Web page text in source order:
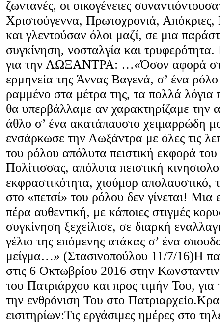
ζωντανές, οι οικογένειες
Χριστούγεννα, Πρωτοχρονιά,
και γλεντούσαν όλοι μαζί, σε μια
συγκίνηση, νοσταλγία και
για την ΛΩΞΑΝΤΡΑ: …«Όσον αφορά
ερμηνεία της Άννας Βαγενά, σ’ ένα
ραμμένο στα μέτρα της, τα πολλά λόγια
θα υπερβάλλαμε αν χαρακτηρίζαμε την
άθλο σ’ ένα ακατάπαυστο χειμαρρώδη
ενσάρκωσε την Λωξάντρα με όλες τις
του ρόλου απόλυτα πειστική εκφορά
Πολίτισσας, απόλυτα πειστική
εκφραστικότητα, χιούμορ απολαυστικό,
στο «πετσί» του ρόλου δεν γίνεται! Μια
πέρα αυθεντική, με κάποιες στιγμές
συγκίνηση ξεχείλισε, σε διαρκή
γέλιο της επόμενης ατάκας σ’ ένα
μείγμα…» (Στασινοπούλου 11/7/16)Η
στις 6 Οκτωβρίου 2016 στην
του Πατριάρχου και προς τιμήν Του,
την ενθρόνιση Του στο
εισιτηρίων:Τις εργάσιμες ημέρες στο